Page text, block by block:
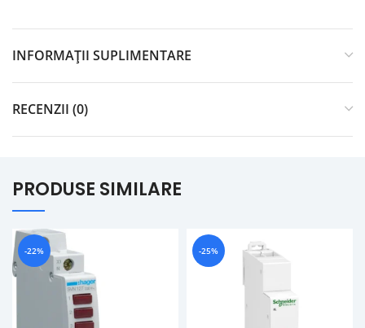
INFORMAȚII SUPLIMENTARE
RECENZII (0)
PRODUSE SIMILARE
-22% -25%